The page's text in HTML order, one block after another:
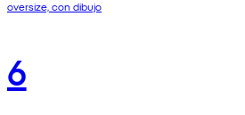
oversize, con dibujo
6